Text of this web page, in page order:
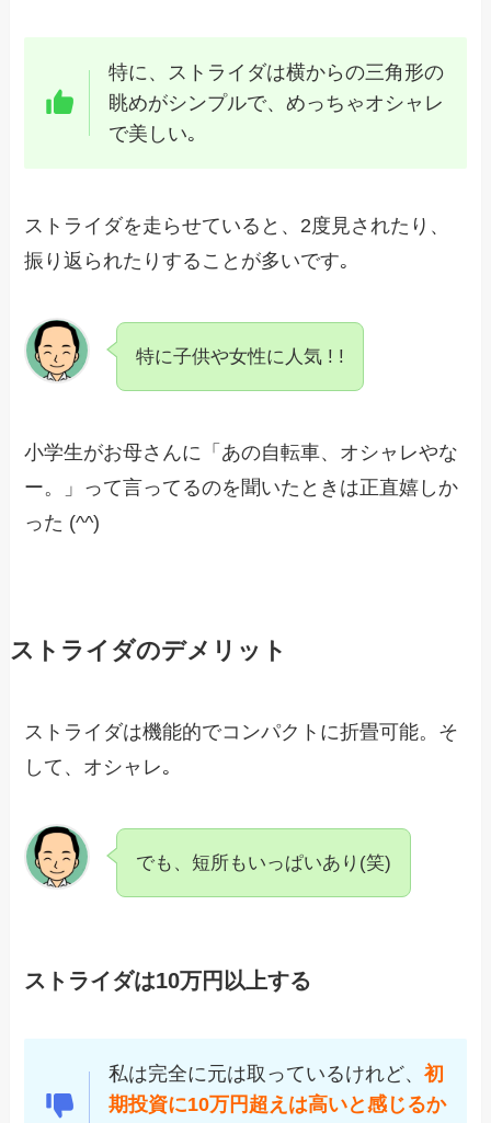
特に、ストライダは横からの三角形の
眺めがシンプルで、めっちゃオシャレ
で美しい｡
ストライダを走らせていると、2度見されたり、
振り返られたりすることが多いです｡
特に子供や女性に人気 ! !
小学生がお母さんに「あの自転車、オシャレやな
ー。」って言ってるのを聞いたときは正直嬉しか
った (^^)
ストライダのデメリット
ストライダは機能的でコンパクトに折畳可能。そ
して、オシャレ｡
でも、短所もいっぱいあり(笑)
ストライダは10万円以上する
私は完全に元は取っているけれど、 初
期投資に10万円超えは高いと感じるか